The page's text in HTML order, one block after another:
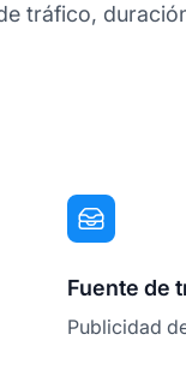
tráfico,
Fuente de
Publicidad